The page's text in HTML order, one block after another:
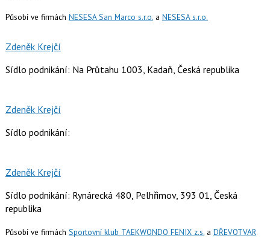
Působí ve firmách NESESA San Marco s.r.o.a NESESA s.r.o.
Zdeněk Krejčí
Sídlo podnikání: Na Průtahu 1003, Kadaň, Česká republika
Zdeněk Krejčí
Sídlo podnikání:
Zdeněk Krejčí
Sídlo podnikání: Rynárecká 480, Pelhřimov, 393 01, Česká
republika
Působí ve firmách Sportovní klub TAEKWONDO FENIX z.s.a DŘEVOTVAR